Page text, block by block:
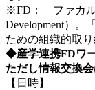
※FD： ファカル
Development）。
ための組織的取り
◆産学連携FDワ
ただし情報交換会
【日時】